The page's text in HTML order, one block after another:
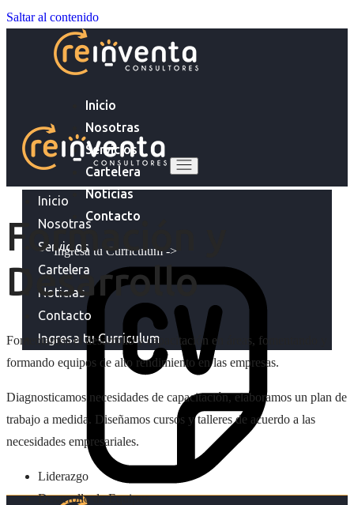
Saltar al contenido
Inicio
Nosotras
Servicios
Cartelera
Noticias
Contacto
Ingresa tu Curriculum ->
Inicio
Nosotras
Servicios
Cartelera
Noticias
Contacto
Ingresa tu Curriculum
Formación y
Desarrollo
Fomentamos el desarrollo y capacitación en áreas, fomentando y
formando equipos de alto rendimiento en las empresas.
Diagnosticamos necesidades de capacitación, elaboramos un plan de
trabajo a medida. Diseñamos cursos y talleres de acuerdo a las
necesidades empresariales.
Liderazgo
Desarrollo de Equipos